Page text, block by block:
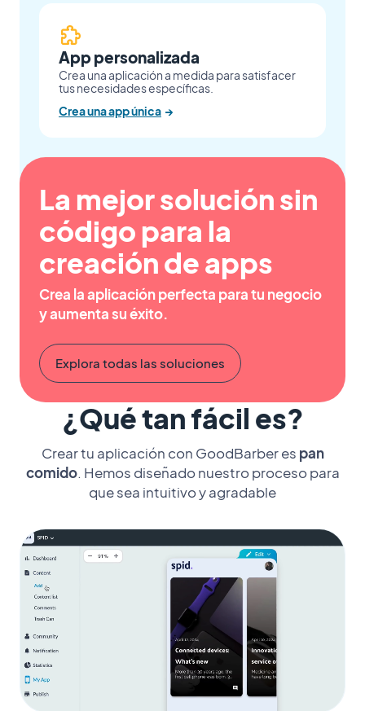
App personalizada
Crea una aplicación a medida para satisfacer
tus necesidades específicas.
Crea una app única →
La mejor solución sin
código para la
creación de apps
Crea la aplicación perfecta para tu negocio
y aumenta su éxito.
Explora todas las soluciones
¿Qué tan fácil es?
Crear tu aplicación con GoodBarber es pan
comido. Hemos diseñado nuestro proceso para
que sea intuitivo y agradable